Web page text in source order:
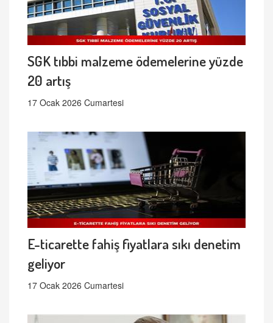
SGK tıbbi malzeme ödemelerine yüzde
20 artış
17 Ocak 2026 Cumartesi
E-ticarette fahiş fiyatlara sıkı denetim
geliyor
17 Ocak 2026 Cumartesi